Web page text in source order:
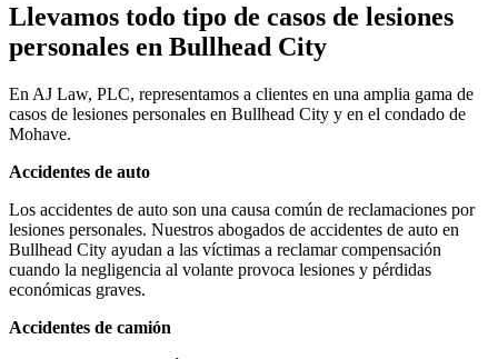
Llevamos todo tipo de casos de lesiones
personales en Bullhead City
En AJ Law, PLC, representamos a clientes en una amplia gama de
casos de lesiones personales en Bullhead City y en el condado de
Mohave.
Accidentes de auto
Los accidentes de auto son una causa común de reclamaciones por
lesiones personales. Nuestros abogados de accidentes de auto en
Bullhead City ayudan a las víctimas a reclamar compensación
cuando la negligencia al volante provoca lesiones y pérdidas
económicas graves.
Accidentes de camión